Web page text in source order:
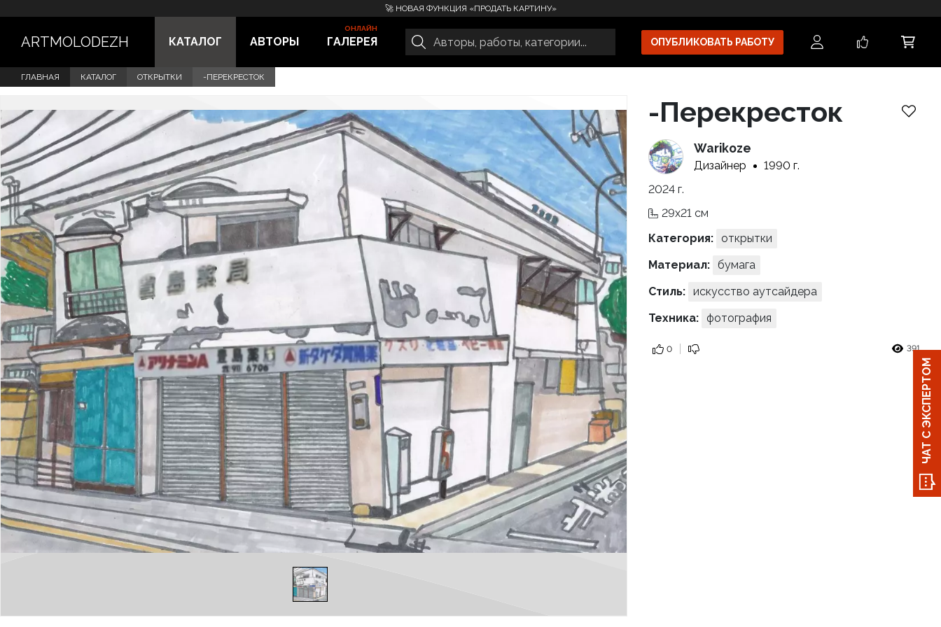
🚀 НОВАЯ ФУНКЦИЯ «ПРОДАТЬ КАРТИНУ»
ARTMOLODEZH КАТАЛОГ АВТОРЫ ГАЛЕРЕЯ ОПУБЛИКОВАТЬ РАБОТУ
ГЛАВНАЯ КАТАЛОГ ОТКРЫТКИ -ПЕРЕКРЕСТОК
-Перекресток
Warikoze
Дизайнер
1990 г.
2024 г.
29x21 см
Категория: открытки
Материал: бумага
Стиль: искусство аутсайдера
Техника: фотография
0 391
ЧАТ С ЭКСПЕРТОМ